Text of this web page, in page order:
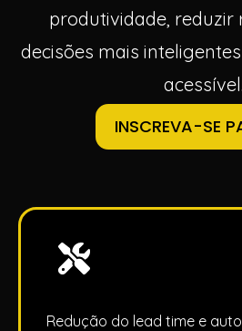
produtividade, reduzir
decisões mais
acessível.
INSCREVA-SE
Redução do lead time e